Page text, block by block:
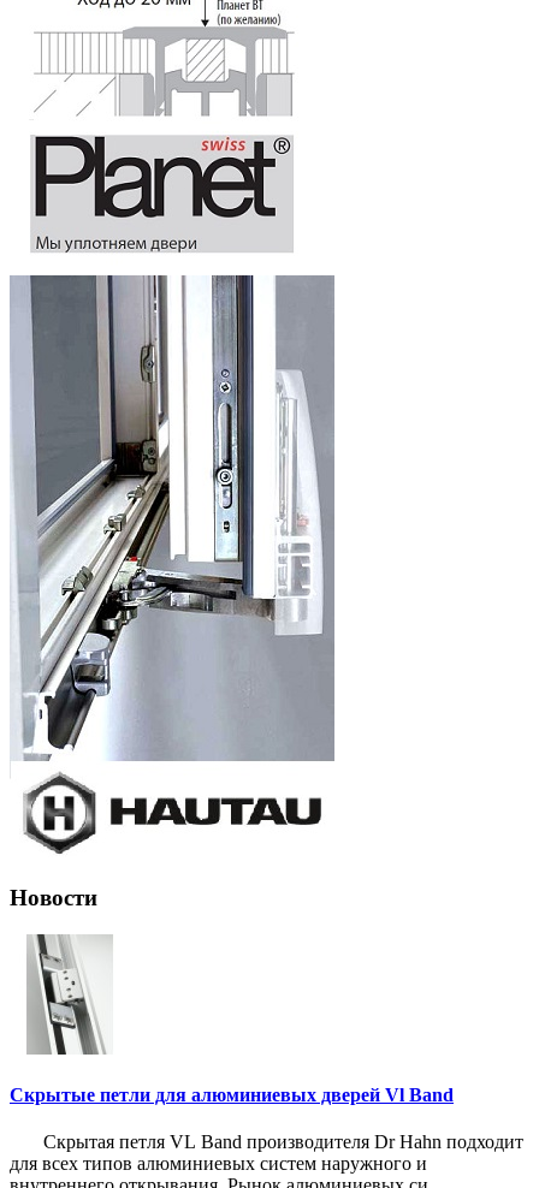
Новости
Скрытые петли для алюминиевых дверей Vl Band
Скрытая петля VL Band производителя Dr Hahn подходит
для всех типов алюминиевых систем наружного и